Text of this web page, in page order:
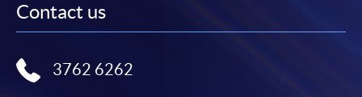
因所導致的任何損失，一概不負責；上述原因包括：（1）由
付款銀行或獨立商戶因為付款的網關在處理付款的信用卡、付
失誤、延誤、中斷、中止、或限制（2）從付款的網關傳送而
Contact us
3762 6262